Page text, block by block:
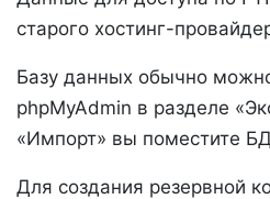
старого хостинг-
Базу данных обычно
phpMyAdmin в разделе
«Импорт» вы поместите
Для создания резервной